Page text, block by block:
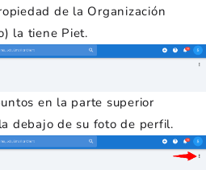
de la Organización
la tiene Piet.
en la parte superior
debajo de su foto de perfil.